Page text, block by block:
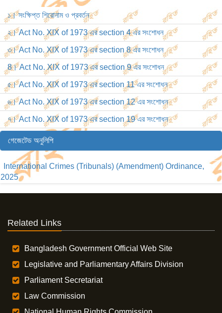
১। সংক্ষিপ্ত শিরোনাম ও প্রবর্তন
২। Act No. XIX of 1973 এর section 4 এর সংশোধন
৩। Act No. XIX of 1973 এর section 8 এর সংশোধন
8। Act No. XIX of 1973 এর section 9 এর সংশোধন
৫। Act No. XIX of 1973 এর section 11 এর সংশোধন
৬। Act No. XIX of 1973 এর section 12 এর সংশোধন
৭। Act No. XIX of 1973 এর section 19 এর সংশোধন
গেজেটেড অনুলিপি
International Crimes (Tribunals) (Amendment) Ordinance,
2025
Related Links
Bangladesh Government Official Web Site
Legislative and Parliamentary Affairs Division
Parliament Secretariat
Law Commission